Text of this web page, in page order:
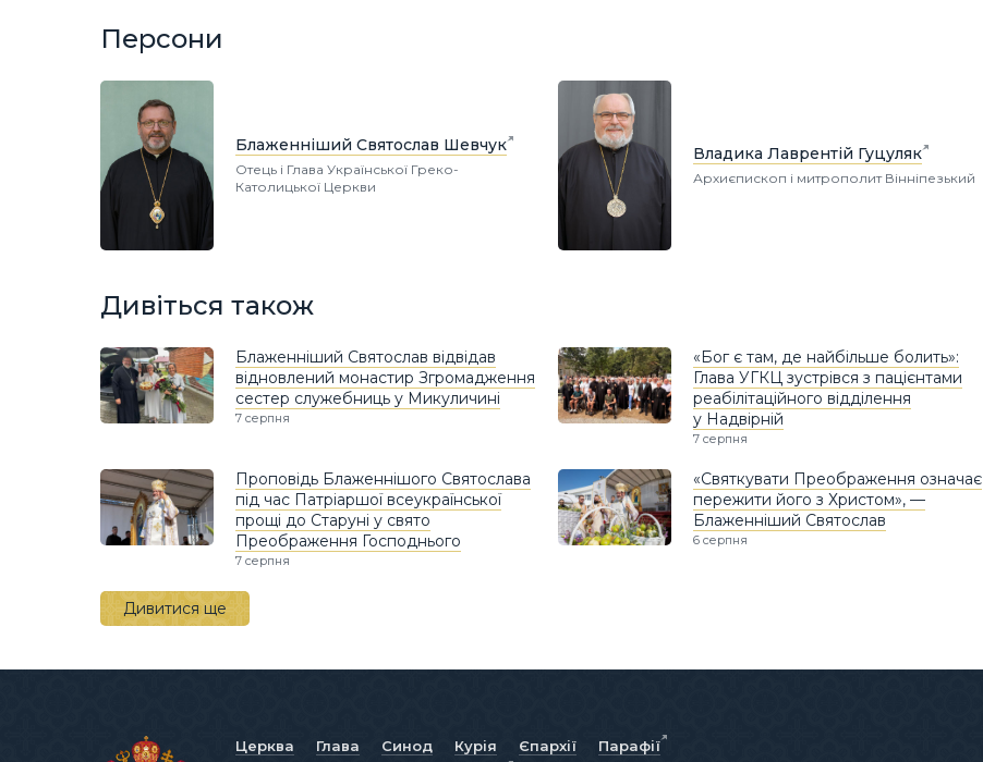
Персони
Блаженніший Святослав Шевчук
Отець і Глава Української Греко-
Католицької Церкви
Владика Лаврентій Гуцуляк
Архиєпископ і митрополит Вінніпезький
Дивіться також
Блаженніший Святослав відвідав
відновлений монастир Згромадження
сестер служебниць у Микуличині
7 серпня
«Бог є там, де найбільше болить»:
Глава УГКЦ зустрівся з пацієнтами
реабілітаційного відділення
у Надвірній
7 серпня
Проповідь Блаженнішого Святослава
під час Патріаршої всеукраїнської
прощі до Старуні у свято
Преображення Господнього
7 серпня
«Святкувати Преображення означає
пережити його з Христом», —
Блаженніший Святослав
6 серпня
Дивитися ще
Церква Глава Синод Курія Єпархії Парафії